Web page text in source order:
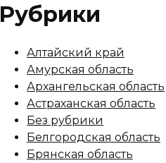
Рубрики
Алтайский край
Амурская область
Архангельская область
Астраханская область
Без рубрики
Белгородская область
Брянская область